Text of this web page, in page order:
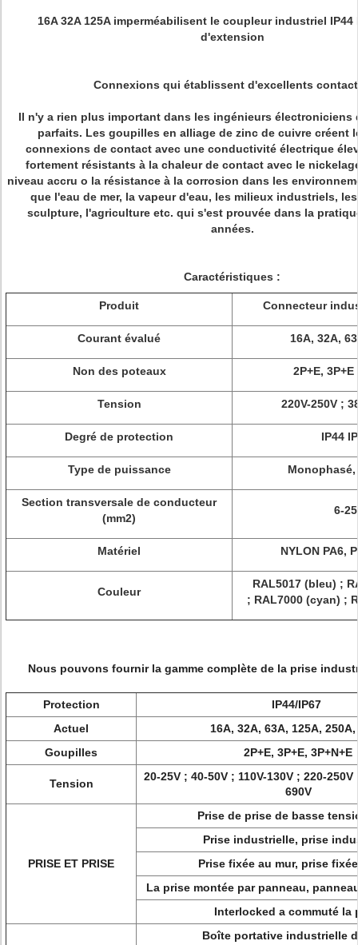
16A 32A 125A imperméabilisent le coupleur industriel IP44
d'extension
Connexions qui établissent d'excellents
Il n'y a rien plus important dans les ingénieurs électroniciens
parfaits. Les goupilles en alliage de zinc de cuivre créent
connexions de contact avec une conductivité électrique
fortement résistants à la chaleur de contact avec le
niveau accru o la résistance à la corrosion dans les
que l'eau de mer, la vapeur d'eau, les milieux industriels,
sculpture, l'agriculture etc. qui s'est prouvée dans la
années.
Caractéristiques :
Produit Connecteur
Courant évalué 16A, 32A,
Non des poteaux 2P+E, 3P+E
Tension 220V-250V ;
Degré de protection IP44
Type de puissance
Section transversale de conducteur
(mm2)
6-25
Matériel NYLON PA6,
Couleur
RAL5017 (bleu) ;
; RAL7000 (cyan) ;
Nous pouvons fournir la gamme complète de la prise
Protection
IP44/IP67
Actuel
16A, 32A, 63A, 125A,
Goupilles
2P+E, 3P+E, 3P+N+E
Tension
20-25V ; 40-50V ; 110V-130V ; 220-250V
690V
PRISE ET PRISE
Prise de prise de basse
Prise industrielle, prise
Prise fixée au mur, prise
La prise montée par panneau,
Interlocked a commuté la
Boîte portative industrielle